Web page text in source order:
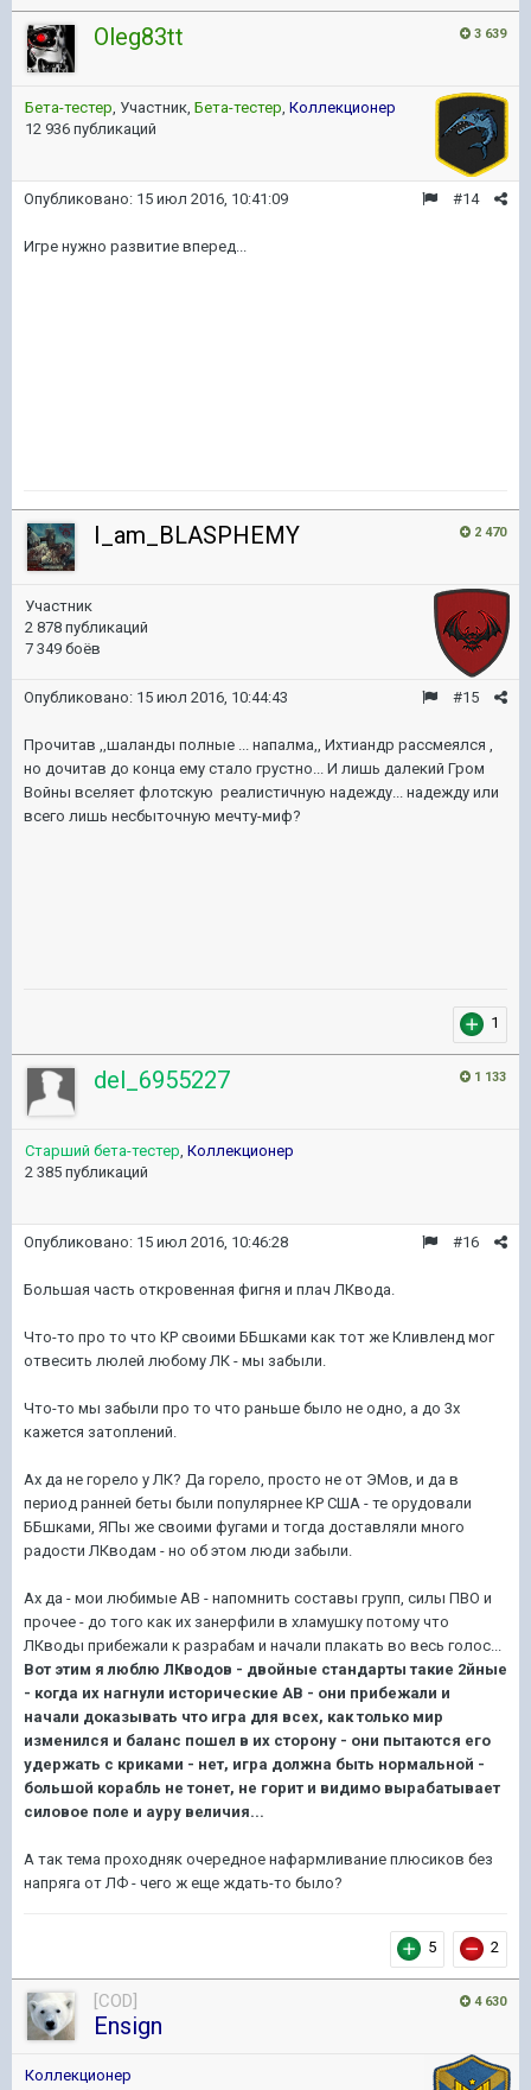
3 639
Oleg83tt
Бета-тестер , Участник, Бета-тестер Коллекционер
12 936 публикаций
#14
Опубликовано: 15 июл 2016, 10:41:09
Игре нужно развитие вперед...
2 470
I_am_BLASPHEMY
Участник
2 878 публикаций
7 349 боёв
#15
Опубликовано: 15 июл 2016, 10:44:43
Прочитав ,,шаланды полные ... напалма,, Ихтиандр рассмеялся ,
но дочитав до конца ему стало грустно... И лишь далекий Гром
Войны вселяет флотскую реалистичную надежду... надежду или
всего лишь несбыточную мечту-миф?
1
1 133
del_6955227
Старший бета-тестер Коллекционер
2 385 публикаций
#16
Опубликовано: 15 июл 2016, 10:46:28
Большая часть откровенная фигня и плач ЛКвода.
Что-то про то что КР своими ББшками как тот же Кливленд мог
отвесить люлей любому ЛК - мы забыли.
Что-то мы забыли про то что раньше было не одно, а до 3х
кажется затоплений.
Ах да не горело у ЛК? Да горело, просто не от ЭМов, и да в
период ранней беты были популярнее КР США - те орудовали
ББшками, ЯПы же своими фугами и тогда доставляли много
радости ЛКводам - но об этом люди забыли.
Ах да - мои любимые АВ - напомнить составы групп, силы ПВО и
прочее - до того как их занерфили в хламушку потому что
ЛКводы прибежали к разрабам и начали плакать во весь голос...
Вот этим я люблю ЛКводов - двойные стандарты такие 2йные
- когда их нагнули исторические АВ - они прибежали и
начали доказывать что игра для всех, как только мир
изменился и баланс пошел в их сторону - они пытаются его
удержать с криками - нет, игра должна быть нормальной -
большой корабль не тонет, не горит и видимо вырабатывает
силовое поле и ауру величия...
А так тема проходняк очередное нафармливание плюсиков без
напряга от ЛФ - чего ж еще ждать-то было?
5 2
4 630
[COD]
Ensign
Коллекционер